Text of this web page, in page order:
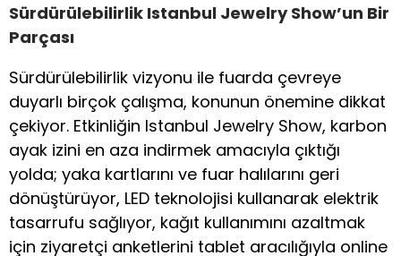
Sürdürülebilirlik Istanbul Jewelry Show’un Bir
Parçası
Sürdürülebilirlik vizyonu ile fuarda çevreye
duyarlı birçok çalışma, konunun önemine dikkat
çekiyor. Etkinliğin Istanbul Jewelry Show, karbon
ayak izini en aza indirmek amacıyla çıktığı
yolda; yaka kartlarını ve fuar halılarını geri
dönüştürüyor, LED teknolojisi kullanarak elektrik
tasarrufu sağlıyor, kağıt kullanımını azaltmak
için ziyaretçi anketlerini tablet aracılığıyla online